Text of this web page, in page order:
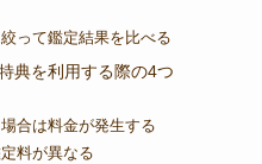
って鑑定結果を比べる
典を利用する際の4つ
合は料金が発生する
料が異なる